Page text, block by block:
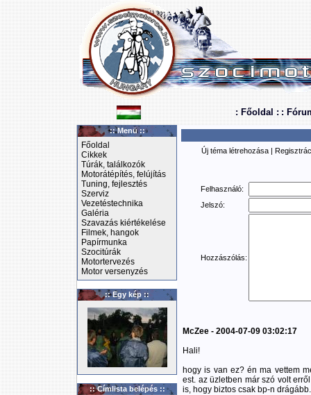
: Főoldal : :
:: Menü ::
Főoldal
Cikkek
Túrák, találkozók
Motorátépítés, felújítás
Tuning, fejlesztés
Szerviz
Vezetéstechnika
Galéria
Szavazás kiértékelése
Filmek, hangok
Papírmunka
Szocitúrák
Motortervezés
Motor versenyzés
:: Egy kép ::
:: Címlista belépés ::
Új téma létrehozása |
Felhasználó:
Jelszó:
Hozzászólás:
McZee - 2004-07-09 03:02:17
Hali!
hogy is van ez? én ma vettem
est. az üzletben már szó volt
is, hogy biztos csak bp-n